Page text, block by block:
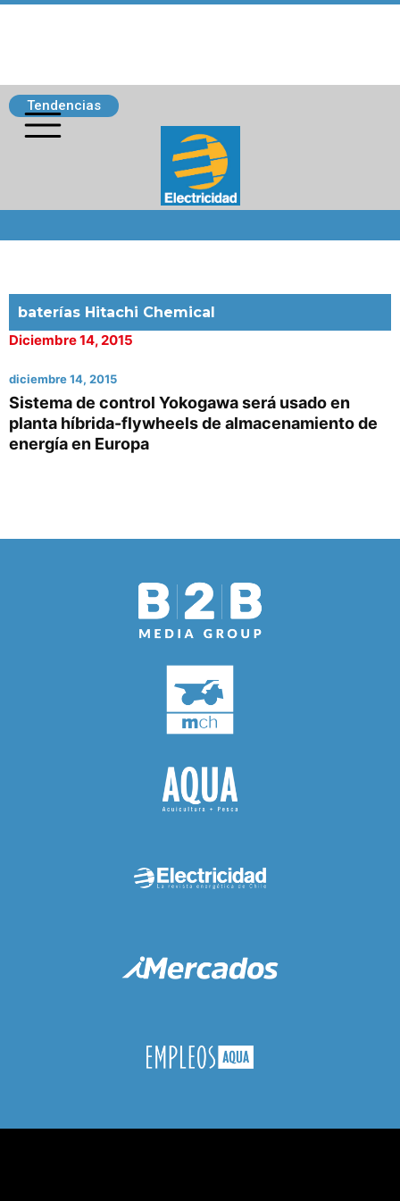
Tendencias
baterías Hitachi Chemical
Diciembre 14, 2015
diciembre 14, 2015
Sistema de control Yokogawa será usado en
planta híbrida-flywheels de almacenamiento de
energía en Europa